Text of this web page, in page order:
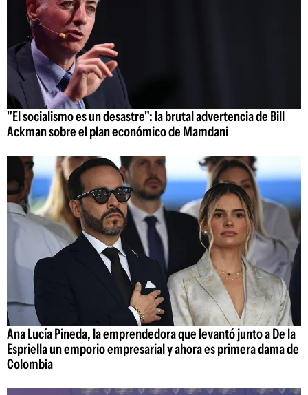
"El socialismo es un desastre": la brutal advertencia de Bill
Ackman sobre el plan económico de Mamdani
Ana Lucía Pineda, la emprendedora que levantó junto a De la
Espriella un emporio empresarial y ahora es primera dama de
Colombia